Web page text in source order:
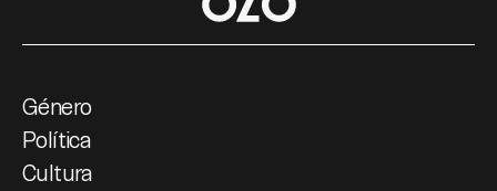
Género
Política
Cultura